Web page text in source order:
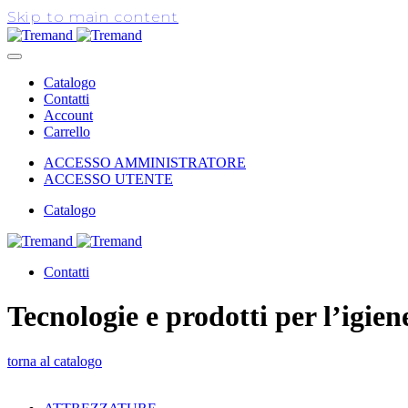
Skip to main content
Catalogo
Contatti
Account
Carrello
ACCESSO AMMINISTRATORE
ACCESSO UTENTE
Catalogo
Contatti
Tecnologie e prodotti per
torna al catalogo